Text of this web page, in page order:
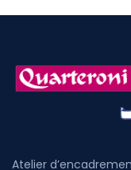
Atelier